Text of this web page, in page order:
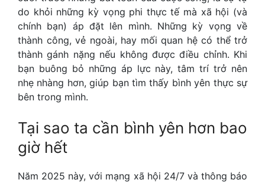
do khỏi những kỳ vọng phi thực tế mà xã hội (và
chính bạn) áp đặt lên mình. Những kỳ vọng về
thành công, vẻ ngoài, hay mối quan hệ có thể trở
thành gánh nặng nếu không được điều chỉnh. Khi
bạn buông bỏ những áp lực này, tâm trí trở nên
nhẹ nhàng hơn, giúp bạn tìm thấy bình yên thực sự
bên trong mình.
Tại sao ta cần bình yên hơn bao
giờ hết
Năm 2025 này, với mạng xã hội 24/7 và thông báo